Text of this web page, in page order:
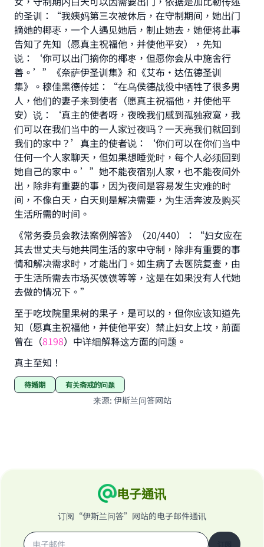
的圣训：“我姨妈第三次被休后，在守制期间，她出门
摘她的椰枣，一个人遇见她后，制止她去，她便将此事
告知了先知（愿真主祝福他，并使他平安），先知
说：‘你可以出门摘你的椰枣，但愿你会从中施舍行
善。’”《奈萨伊圣训集》和《艾布·达伍德圣训
集》。穆佳黑德传述：“在乌侯德战役中牺牲了很多男
人，他们的妻子来到使者（愿真主祝福他，并使他平
安）说：‘真主的使者呀，夜晚我们感到孤独寂寞，我
们可以在我们当中的一人家过夜吗？一天亮我们就回到
我们的家中？’真主的使者说：‘你们可以在你们当中
任何一个人家聊天，但如果想睡觉时，每个人必须回到
她自己的家中。’”她不能夜宿别人家，也不能夜间外
出，除非有重要的事，因为夜间是容易发生灾难的时
间，不像白天，白天则是解决需要，为生活奔波及购买
生活所需的时间。
《常务委员会教法案例解答》（20/440）：“妇女应在
其去世丈夫与她共同生活的家中守制，除非有重要的事
情和解决需求时，才能出门。如生病了去医院复查，由
于生活所需去市场买馍馍等等，这是在如果没有人代她
去做的情况下。”
至于吃坟院里果树的果子，是可以的，但你应该知道先
知（愿真主祝福他，并使他平安）禁止妇女上坟，前面
曾在（8198）中详细解释这方面的问题。
真主至知！
待婚期 有关斋戒的问题
来源: 伊斯兰问答网站
电子通讯
订阅“伊斯兰问答”网站的电子邮件通讯
Make an impact on millions of lives
with your contribution today
Your support is crucial for our mission.
The Prophet (ﷺ) said:
"A person who leads others to doing what is
good will earn the same reward as those who
do it."
(MUSLIM, 1893)
Support IslamQA